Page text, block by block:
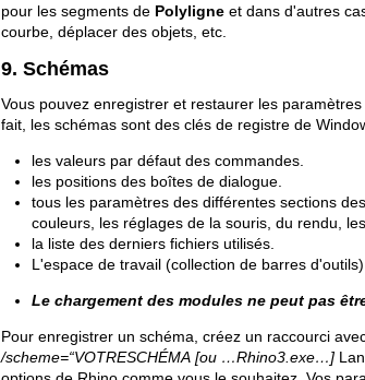
pour les segments de Polyligne et dans d'autres
courbe, déplacer des objets, etc.
9. Schémas
Vous pouvez enregistrer et restaurer les
fait, les schémas sont des clés de registre de
les valeurs par défaut des commandes.
les positions des boîtes de dialogue.
tous les paramètres des différentes sections
couleurs, les réglages de la souris, du rendu,
la liste des derniers fichiers utilisés.
L'espace de travail (collection de barres
Le chargement des modules ne peut pas
Pour enregistrer un schéma, créez un raccourci
/scheme=“VOTRESCHÉMA [ou …Rhino3.exe…]